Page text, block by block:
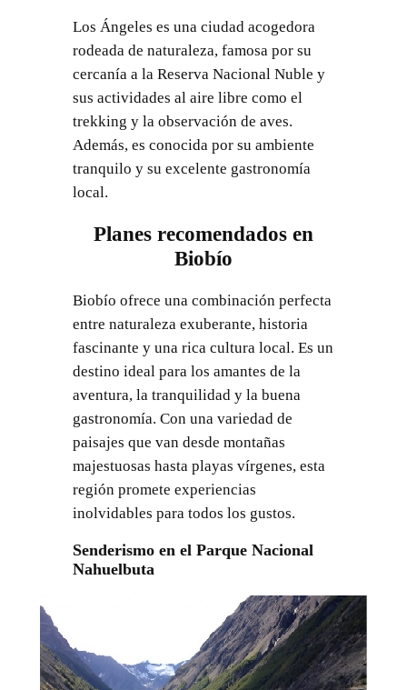
Los Ángeles es una ciudad acogedora
rodeada de naturaleza, famosa por su
cercanía a la Reserva Nacional Nuble y
sus actividades al aire libre como el
trekking y la observación de aves.
Además, es conocida por su ambiente
tranquilo y su excelente gastronomía
local.
Planes recomendados en
Biobío
Biobío ofrece una combinación perfecta
entre naturaleza exuberante, historia
fascinante y una rica cultura local. Es un
destino ideal para los amantes de la
aventura, la tranquilidad y la buena
gastronomía. Con una variedad de
paisajes que van desde montañas
majestuosas hasta playas vírgenes, esta
región promete experiencias
inolvidables para todos los gustos.
Senderismo en el Parque Nacional
Nahuelbuta